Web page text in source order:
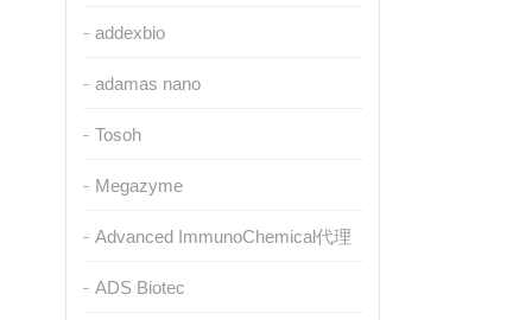
addexbio
adamas nano
Tosoh
Megazyme
Advanced ImmunoChemical代理
ADS Biotec